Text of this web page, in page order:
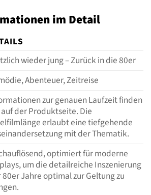
im Detail
wieder jung – Zurück in die 80er
Abenteuer, Zeitreise
zur genauen Laufzeit finden
auf der Produktseite. Die
erlaubt eine tiefgehende
mit der Thematik.
optimiert für moderne
um die detailreiche Inszenierung
80er Jahre optimal zur Geltung zu